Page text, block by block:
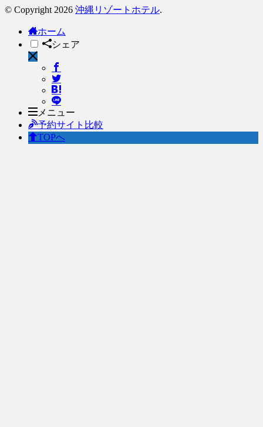
© Copyright 2026 沖縄リゾートホテル.
ホーム
シェア
メニュー
予約サイト比較
TOPへ